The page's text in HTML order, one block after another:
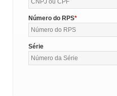
Número do RPS
Série